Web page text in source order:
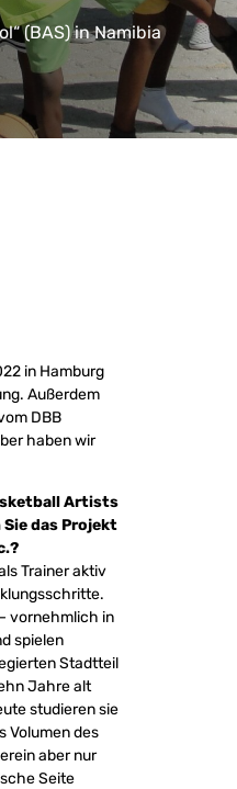
(BAS) in Namibia
in Hamburg
Außerdem
DBB
haben wir
Artists
das Projekt
Trainer aktiv
vornehmlich in
spielen
Stadtteil
Jahre alt
studieren sie
Volumen des
aber nur
Seite